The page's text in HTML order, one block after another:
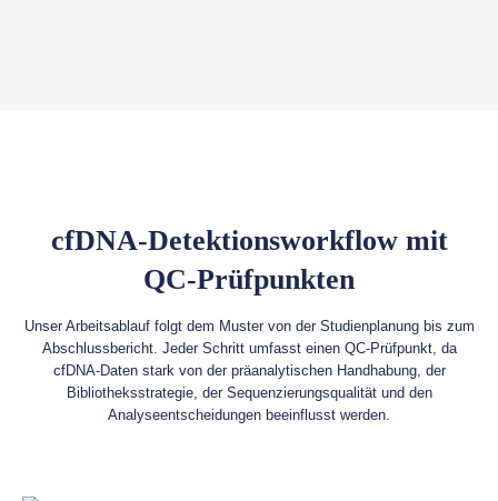
cfDNA-Detektionsworkflow mit
QC-Prüfpunkten
Unser Arbeitsablauf folgt dem Muster von der Studienplanung bis zum
Abschlussbericht. Jeder Schritt umfasst einen QC-Prüfpunkt, da
cfDNA-Daten stark von der präanalytischen Handhabung, der
Bibliotheksstrategie, der Sequenzierungsqualität und den
Analyseentscheidungen beeinflusst werden.